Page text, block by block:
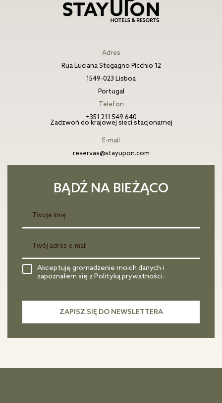
Adres
Rua Luciana Stegagno Picchio 12
1549-023 Lisboa
Portugal
Telefon
+351 211 549 640
Zadzwoń do krajowej sieci stacjonarnej
E-mail
reservas@stayupon.com
BĄDŹ NA BIEŻĄCO
Akceptuję gromadzenie moich danych i
zapoznałem się z Polityką prywatności.